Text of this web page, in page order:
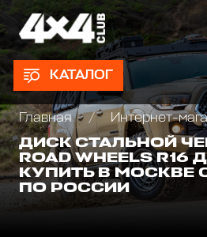
КАТАЛОГ
Главная Интернет-
ДИСК СТАЛЬНОЙ
ROAD WHEELS R16
КУПИТЬ В МОСКВЕ
ПО РОССИИ